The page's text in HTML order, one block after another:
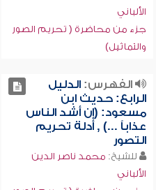
الألباني
جزء من محاضرة ( تحريم الصور
والتماثيل)
الفهرس:الدليل
الرابع: حديث ابن
مسعود: (إن أشد الناس
عذاباً ...) , أدلة تحريم
التصور
للشيخ: محمد ناصر الدين
الألباني